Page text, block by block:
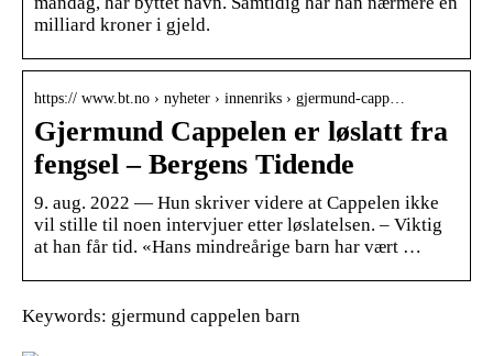
milliard kroner i gjeld.
https:// www.bt.no › nyheter › innenriks › gjermund-capp…
Gjermund Cappelen er løslatt fra
fengsel – Bergens Tidende
9. aug. 2022 — Hun skriver videre at Cappelen ikke
vil stille til noen intervjuer etter løslatelsen. – Viktig
at han får tid. «Hans mindreårige barn har vært …
Keywords: gjermund cappelen barn